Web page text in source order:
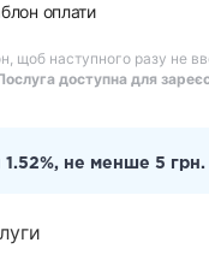
оплати
щоб наступного разу не
доступна для
1.52%, не менше 5 грн.